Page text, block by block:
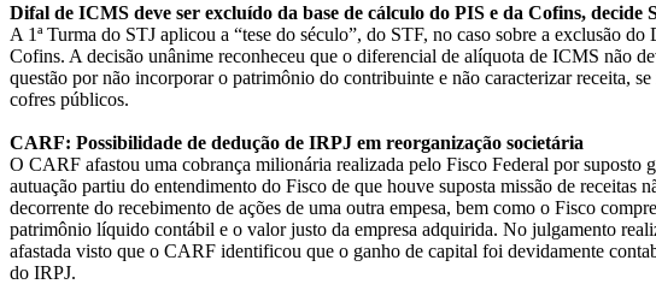
Difal de ICMS deve ser excluído da base de cálculo do PIS e da Cofins, decide
A 1ª Turma do STJ aplicou a “tese do século”, do STF, no caso sobre a exclusão
Cofins. A decisão unânime reconheceu que o diferencial de alíquota de ICMS não
questão por não incorporar o patrimônio do contribuinte e não caracterizar receita,
cofres públicos.
CARF: Possibilidade de dedução de IRPJ em reorganização societária
O CARF afastou uma cobrança milionária realizada pelo Fisco Federal por suposto
autuação partiu do entendimento do Fisco de que houve suposta missão de receitas
decorrente do recebimento de ações de uma outra empesa, bem como o Fisco
patrimônio líquido contábil e o valor justo da empresa adquirida. No julgamento
afastada visto que o CARF identificou que o ganho de capital foi devidamente
do IRPJ.